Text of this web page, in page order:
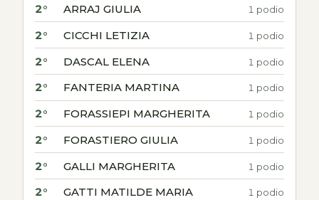
2° ARRAJ GIULIA 1 podio
2° CICCHI LETIZIA 1 podio
2° DASCAL ELENA 1 podio
2° FANTERIA MARTINA 1 podio
2° FORASSIEPI MARGHERITA 1 podio
2° FORASTIERO GIULIA 1 podio
2° GALLI MARGHERITA 1 podio
2° GATTI MATILDE MARIA 1 podio